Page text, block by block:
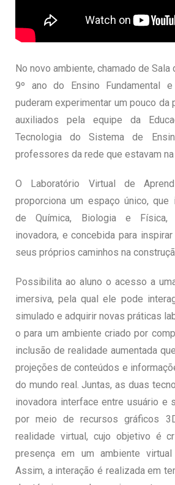
No novo ambiente, chamado de Sala
9º ano do Ensino Fundamental
puderam experimentar um pouco da
auxiliados pela equipe da
Tecnologia do Sistema de
professores da rede que estavam na
O Laboratório Virtual de
proporciona um espaço único, que
de Química, Biologia e Física,
inovadora, e concebida para
seus próprios caminhos na
Possibilita ao aluno o acesso a
imersiva, pela qual ele pode
simulado e adquirir novas práticas
o para um ambiente criado por
inclusão de realidade aumentada
projeções de conteúdos e
do mundo real. Juntas, as duas
inovadora interface entre usuário e
por meio de recursos gráficos
realidade virtual, cujo objetivo é
presença em um ambiente
Assim, a interação é realizada em